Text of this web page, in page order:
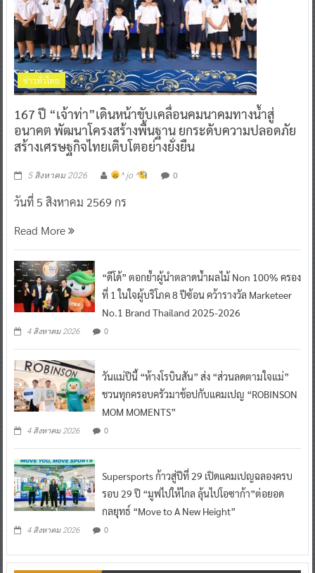
ข่าวทั่วไทย
167 ปี “เจ้าท่า”เดินหน้าขับเคลื่อนคมนาคมทางน้ำสู่
อนาคต พัฒนาโครงสร้างพื้นฐาน ยกระดับความปลอดภัย
สร้างเศรษฐกิจไทยเติบโตอย่างยั่งยืน
5 สิงหาคม 2026 ^ jo ^ 0
วันที่ 5 สิงหาคม 2569 กร
Read More
“ดีโด้” ตอกย้ำผู้นำตลาดน้ำผลไม้ Non 100% ครอง
ที่ 1 ในใจผู้บริโภค 8 ปีซ้อน คว้ารางวัล Marketeer
No.1 Brand Thailand 2025-2026
4 สิงหาคม 2026 0
วันแม่ปีนี้ “ห้างโรบินสัน” ส่ง “ส่วนลดตามใจแม่”
ชวนทุกครอบครัวมาช้อปกับแคมเปญ “ROBINSON
MOM MOMENTS”
4 สิงหาคม 2026 0
Supersports ก้าวสู่ปีที่ 29 เปิดแคมเปญฉลองครบ
รอบ 29 ปี “มูฟไปให้ไกล ลุ้นไปโอซาก้า”ต่อยอด
กลยุทธ์ “Move to A New Height”
4 สิงหาคม 2026 0